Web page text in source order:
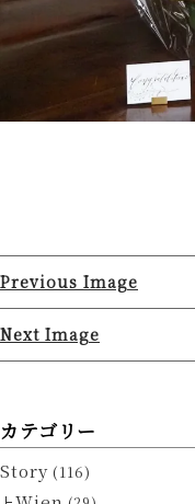
Previous Image
Next Image
カテゴリー
Story (116)